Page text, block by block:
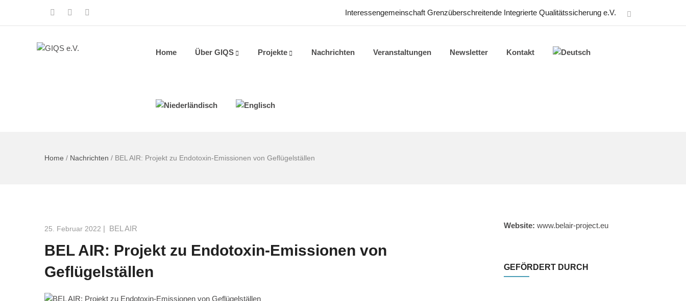
Interessengemeinschaft Grenzüberschreitende Integrierte Qualitätssicherung e.V.
Home Über GIQS Projekte Nachrichten Veranstaltungen Newsletter Kontakt
Home / Nachrichten / BEL AIR: Projekt zu Endotoxin-Emissionen von Geflügelställen
25. Februar 2022 | BEL AIR
BEL AIR: Projekt zu Endotoxin-Emissionen von
Geflügelställen
Website: www.belair-project.eu
GEFÖRDERT DURCH